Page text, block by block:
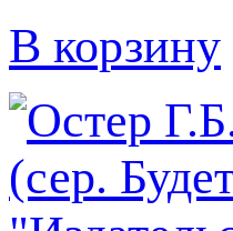
В корзину